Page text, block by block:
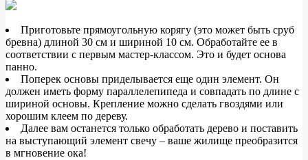
Приготовьте прямоугольную корягу (это может быть сруб
бревна) длиной 30 см и шириной 10 см. Обработайте ее в
соответствии с первым мастер-классом. Это и будет основа
панно.
Поперек основы приделывается еще один элемент. Он
должен иметь форму параллелепипеда и совпадать по длине с
шириной основы. Крепление можно сделать гвоздями или
хорошим клеем по дереву.
Далее вам останется только обработать дерево и поставить
на выступающий элемент свечу – ваше жилище преобразится
в мгновение ока!